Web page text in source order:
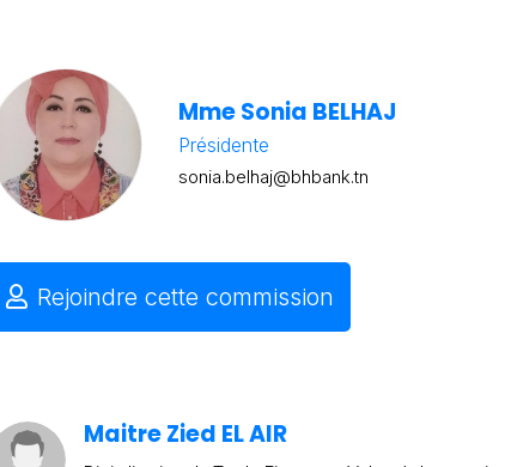
Mme Sonia BELHAJ
Présidente
sonia.belhaj@bhbank.tn
Rejoindre cette commission
Maitre Zied EL AIR